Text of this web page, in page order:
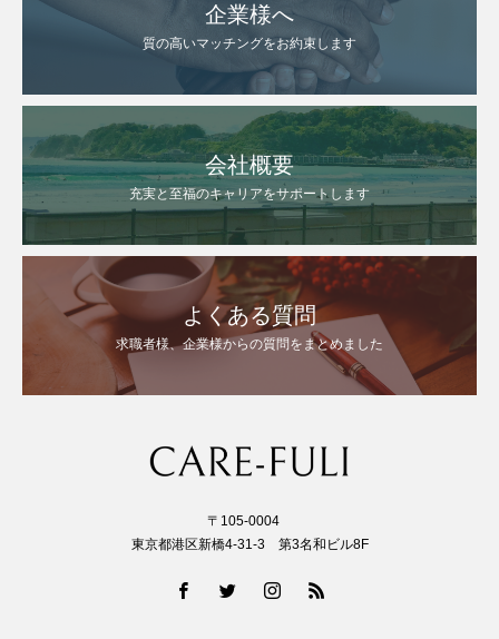
企業様へ
質の高いマッチングをお約束します
会社概要
充実と至福のキャリアをサポートします
よくある質問
求職者様、企業様からの質問をまとめました
〒105-0004
東京都港区新橋4-31-3 第3名和ビル8F